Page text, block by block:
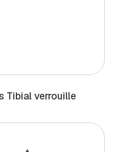
Tibial verrouille